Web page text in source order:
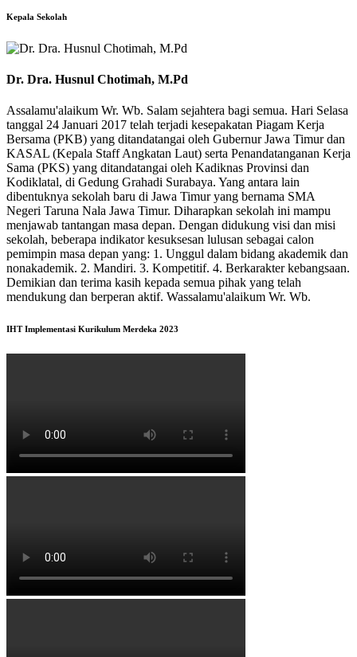
Kepala Sekolah
Dr. Dra. Husnul Chotimah, M.Pd
Assalamu'alaikum Wr. Wb. Salam sejahtera bagi semua. Hari Selasa
tanggal 24 Januari 2017 telah terjadi kesepakatan Piagam Kerja
Bersama (PKB) yang ditandatangai oleh Gubernur Jawa Timur dan
KASAL (Kepala Staff Angkatan Laut) serta Penandatanganan Kerja
Sama (PKS) yang ditandatangai oleh Kadiknas Provinsi dan
Kodiklatal, di Gedung Grahadi Surabaya. Yang antara lain
dibentuknya sekolah baru di Jawa Timur yang bernama SMA
Negeri Taruna Nala Jawa Timur. Diharapkan sekolah ini mampu
menjawab tantangan masa depan. Dengan didukung visi dan misi
sekolah, beberapa indikator kesuksesan lulusan sebagai calon
pemimpin masa depan yang: 1. Unggul dalam bidang akademik dan
nonakademik. 2. Mandiri. 3. Kompetitif. 4. Berkarakter kebangsaan.
Demikian dan terima kasih kepada semua pihak yang telah
mendukung dan berperan aktif. Wassalamu'alaikum Wr. Wb.
IHT Implementasi Kurikulum Merdeka 2023